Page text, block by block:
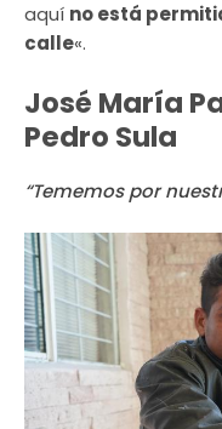
aquí no está
calle«.
José María
Pedro Sula
“Tememos por